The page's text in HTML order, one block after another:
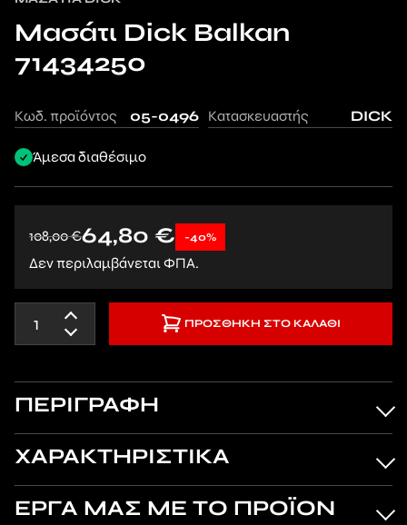
Μασάτι Dick Balkan
71434250
Κωδ. προϊόντος 05-0496 Κατασκευαστής DICK
Άμεσα διαθέσιμο
108,00€64,80 € -40%
Δεν περιλαμβάνεται ΦΠΑ.
ΠΡΟΣΘΉΚΗ ΣΤΟ ΚΑΛΆΘΙ
ΠΕΡΙΓΡΑΦΗ
ΧΑΡΑΚΤΗΡΙΣΤΙΚΑ
ΕΡΓΑ ΜΑΣ ΜΕ ΤΟ ΠΡΟΪΟΝ